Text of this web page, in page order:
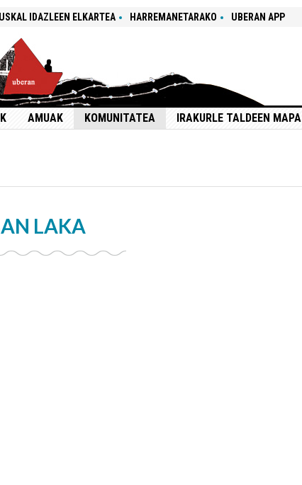
IDAZLEEN ELKARTEA HARREMANETARAKO UBERAN APP
AMUAK KOMUNITATEA IRAKURLE TALDEEN MAPA
LAKA